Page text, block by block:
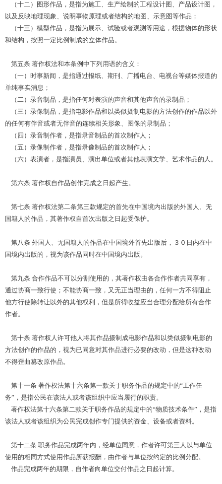
（十二）图形作品，是指为施工、生产绘制的工程设计图、产品设计图，
以及反映地理现象、说明事物原理或者结构的地图、示意图等作品；
（十三）模型作品，是指为展示、试验或者观测等用途，根据物体的形状
和结构，按照一定比例制成的立体作品。
第五条 著作权法和本条例中下列用语的含义：
（一）时事新闻，是指通过报纸、期刊、广播电台、电视台等媒体报道的
单纯事实消息；
（二）录音制品，是指任何对表演的声音和其他声音的录制品；
（三）录像制品，是指电影作品和以类似摄制电影的方法创作的作品以外
的任何有伴音或者无伴音的连续相关形象、图像的录制品；
（四）录音制作者，是指录音制品的首次制作人；
（五）录像制作者，是指录像制品的首次制作人；
（六）表演者，是指演员、演出单位或者其他表演文学、艺术作品的人。
第六条 著作权自作品创作完成之日起产生。
第七条 著作权法第二条第三款规定的首先在中国境内出版的外国人、无
国籍人的作品，其著作权自首次出版之日起受保护。
第八条 外国人、无国籍人的作品在中国境外首先出版后，３０日内在中
国境内出版的，视为该作品同时在中国境内出版。
第九条 合作作品不可以分割使用的，其著作权由各合作作者共同享有，
通过协商一致行使；不能协商一致，又无正当理由的，任何一方不得阻止
他方行使除转让以外的其他权利，但是所得收益应当合理分配给所有合作
作者。
第十条 著作权人许可他人将其作品摄制成电影作品和以类似摄制电影的
方法创作的作品的，视为已同意对其作品进行必要的改动，但是这种改动
不得歪曲篡改原作品。
第十一条 著作权法第十六条第一款关于职务作品的规定中的“工作任
务”，是指公民在该法人或者该组织中应当履行的职责。
著作权法第十六条第二款关于职务作品的规定中的“物质技术条件”，是指
该法人或者该组织为公民完成创作专门提供的资金、设备或者资料。
第十二条 职务作品完成两年内，经单位同意，作者许可第三人以与单位
使用的相同方式使用作品所获报酬，由作者与单位按约定的比例分配。
作品完成两年的期限，自作者向单位交付作品之日起计算。